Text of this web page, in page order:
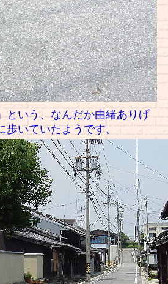
という、なんだか由緒ありげ
歩いていたようです。